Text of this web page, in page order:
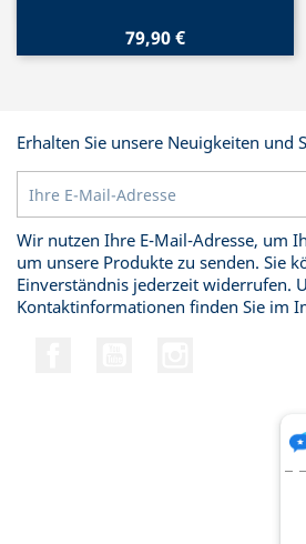
79,90 €
Erhalten Sie unsere Neuigkeiten und
Wir nutzen Ihre E-Mail-Adresse, um
um unsere Produkte zu senden. Sie
Einverständnis jederzeit widerrufen.
Kontaktinformationen finden Sie im